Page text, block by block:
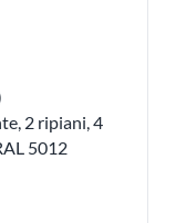
2 ripiani, 4
5012